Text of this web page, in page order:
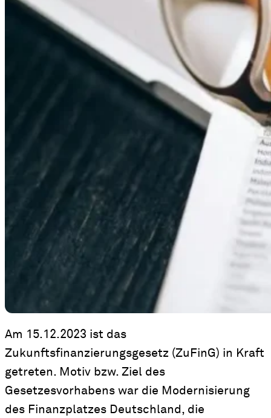
Am 15.12.2023 ist das
Zukunftsfinanzierungsgesetz (ZuFinG) in Kraft
getreten. Motiv bzw. Ziel des
Gesetzesvorhabens war die Modernisierung
des Finanzplatzes Deutschland, die